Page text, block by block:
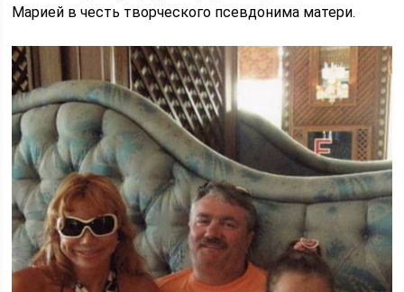
Марией в честь творческого псевдонима матери.